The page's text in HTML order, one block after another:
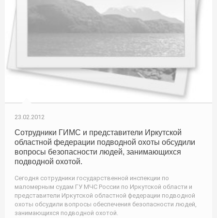
23.02.2012
Сотрудники ГИМС и представители Иркутской
областной федерации подводной охоты обсудили
вопросы безопасности людей, занимающихся
подводной охотой.
Сегодня сотрудники государственной инспекции по
маломерным судам ГУ МЧС России по Иркутской области и
представители Иркутской областной федерации подводной
охоты обсудили вопросы обеспечения безопасности людей,
занимающихся подводной охотой.